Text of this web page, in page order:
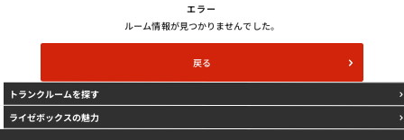
トランクルームを探す
ご契約の流れ・お支払方法
ご利用中のお客様
エラー
ルーム情報が見つかりませんでした。
戻る
トランクルームを探す
ライゼボックスの魅力